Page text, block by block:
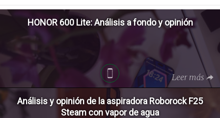
HONOR 600 Lite: Análisis a fondo y opinión
Leer más
Análisis y opinión de la aspiradora Roborock F25
Steam con vapor de agua